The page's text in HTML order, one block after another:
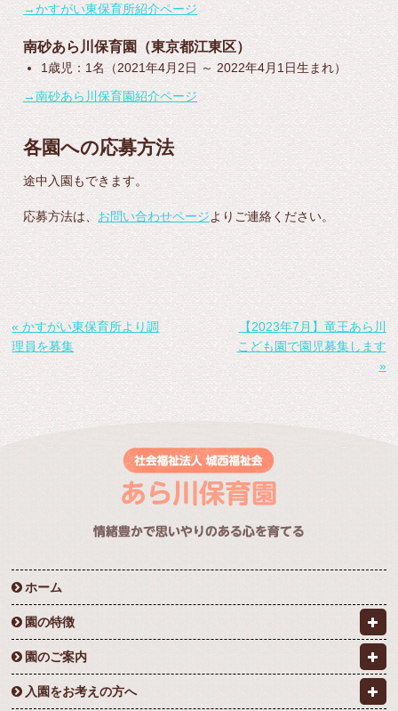
→かすがい東保育所紹介ページ
南砂あら川保育園（東京都江東区）
1歳児：1名（2021年4月2日 ～ 2022年4月1日生まれ）
→南砂あら川保育園紹介ページ
各園への応募方法
途中入園もできます。
応募方法は、 お問い合わせページよりご連絡ください。
« かすがい東保育所より調
理員を募集
【2023年7月】竜王あら川
こども園で園児募集します
»
ホーム
園の特徴
園のご案内
入園をお考えの方へ